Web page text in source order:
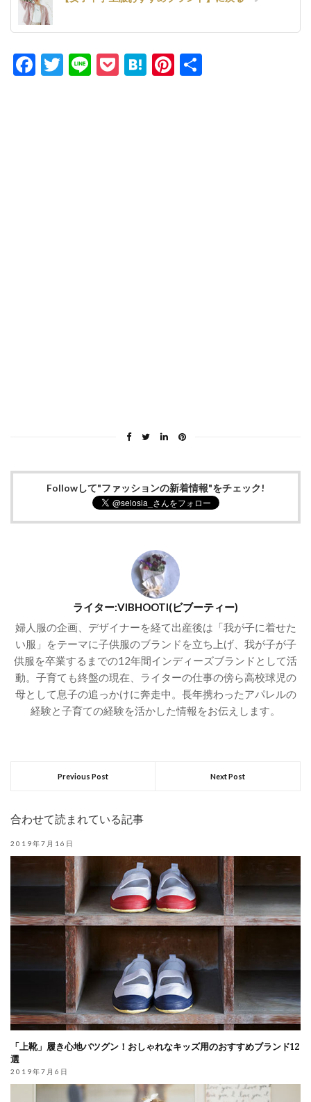
Facebook
Twitter
LinePocket
HatenaPinterest
Followして"ファッションの新着情報"をチェック!
ライター:VIBHOOTI(ビブーティー)
婦人服の企画、デザイナーを経て出産後は「我が子に着せた
い服」をテーマに子供服のブランドを立ち上げ、我が子が子
供服を卒業するまでの12年間インディーズブランドとして活
動。子育ても終盤の現在、ライターの仕事の傍ら高校球児の
母として息子の追っかけに奔走中。長年携わったアパレルの
経験と子育ての経験を活かした情報をお伝えします。
Previous Post Next Post
合わせて読まれている記事
2019年7月16日
「上靴」履き心地バツグン！おしゃれなキッズ用のおすすめブランド12
選
2019年7月6日